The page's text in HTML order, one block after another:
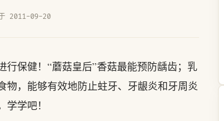
2011-09-20
保健！“蘑菇皇后”香菇最能预防龋齿；乳
，能够有效地防止蛀牙、牙龈炎和牙周炎
学吧！